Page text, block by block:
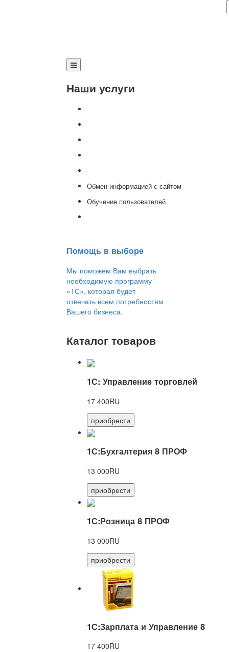
Наши услуги
Обмен информацией с сайтом
Обучение пользователей
Помощь в выборе
Мы поможем Вам выбрать
необходимую программу
«1С», которая будет
отвечать всем потребностям
Вашего бизнеса.
Каталог товаров
1С: Управление торговлей
17 400RU
приобрести
1С:Бухгалтерия 8 ПРОФ
13 000RU
приобрести
1С:Розница 8 ПРОФ
13 000RU
приобрести
1С:Зарплата и Управление 8
17 400RU